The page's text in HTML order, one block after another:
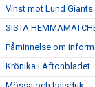
Vinst mot Lund Giants
SISTA
Påminnelse om
Krönika i Aftonbladet